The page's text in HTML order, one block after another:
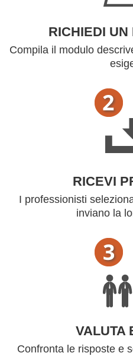
RICHIEDI
Compila il modulo
RICEVI
I professionisti
inviano la
VALUTA
Confronta le risposte e